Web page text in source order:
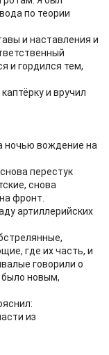
по теории
и наставления и
и гордился тем,
и вручил
ночью вождение на
перестук
снова
фронт.
артиллерийских
где их часть, и
говорили о
было новым,
из